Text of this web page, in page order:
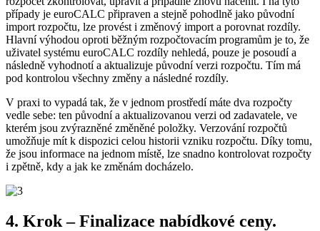
případy je euroCALC připraven a stejně pohodlně jako původní
import rozpočtu, lze provést i změnový import a porovnat rozdíly.
Hlavní výhodou oproti běžným rozpočtovacím programům je to, že
uživatel systému euroCALC rozdíly nehledá, pouze je posoudí a
následně vyhodnotí a aktualizuje původní verzi rozpočtu. Tím má
pod kontrolou všechny změny a následné rozdíly.
V praxi to vypadá tak, že v jednom prostředí máte dva rozpočty
vedle sebe: ten původní a aktualizovanou verzi od zadavatele, ve
kterém jsou zvýrazněné změněné položky. Verzování rozpočtů
umožňuje mít k dispozici celou historii vzniku rozpočtu. Díky tomu,
že jsou informace na jednom místě, lze snadno kontrolovat rozpočty
i zpětně, kdy a jak ke změnám docházelo.
4. Krok – Finalizace nabídkové ceny.